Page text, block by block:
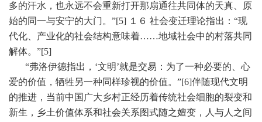
多的汗水，也永远不会重新打开那扇通往共同体的天真、原
始的同一与安宁的大门。”[5] １６ 社会变迁理论指出：“现
代化、产业化的社会结构意味着……地域社会中的村落共同
解体。”[5]
“弗洛伊德指出，‘文明’就是交易：为了一种必要的、心
爱的价值，牺牲另一种同样珍视的价值。”[6]伴随现代文明
的推进，当前中国广大乡村正经历着传统社会细胞的裂变和
新生，乡土价值体系和社会关系图式随之嬗变，人与人之间